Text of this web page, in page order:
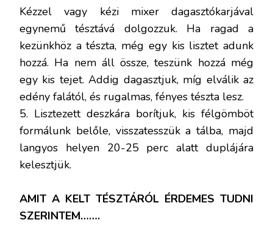
Kézzel vagy kézi mixer dagasztókarjával
egynemű tésztává dolgozzuk. Ha ragad a
kezünkhöz a tészta, még egy kis lisztet adunk
hozzá. Ha nem áll össze, teszünk hozzá még
egy kis tejet. Addig dagasztjuk, míg elválik az
edény falától, és rugalmas, fényes tészta lesz.
5. Lisztezett deszkára borítjuk, kis félgömböt
formálunk belőle, visszatesszük a tálba, majd
langyos helyen 20-25 perc alatt duplájára
kelesztjük.
AMIT A KELT TÉSZTÁRÓL ÉRDEMES TUDNI
SZERINTEM…….